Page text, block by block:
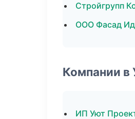
Стройгрупп
ООО Фасад
Компании в
ИП Уют